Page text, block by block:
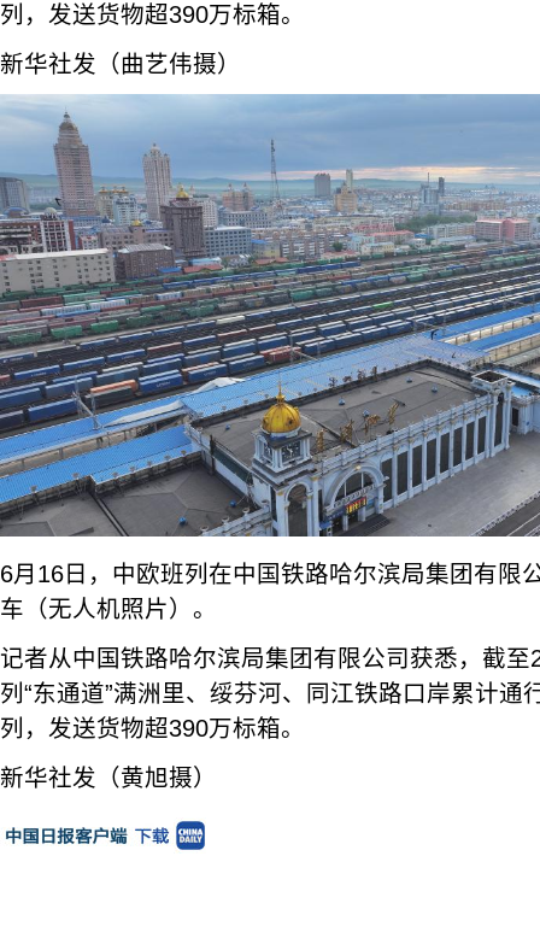
列，发送货物超390万标箱。
新华社发（曲艺伟摄）
6月16日，中欧班列在中国铁路哈尔滨局集团有限
车（无人机照片）。
记者从中国铁路哈尔滨局集团有限公司获悉，截
列“东通道”满洲里、绥芬河、同江铁路口岸累计通
列，发送货物超390万标箱。
新华社发（黄旭摄）